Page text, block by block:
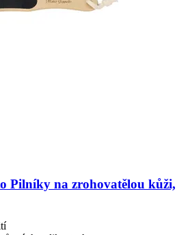
Pilníky na zrohovatělou kůži,